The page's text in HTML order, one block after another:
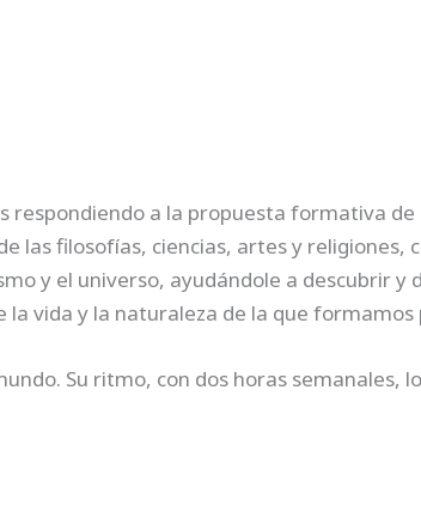
respondiendo a la propuesta formativa de
las filosofías, ciencias, artes y religiones,
y el universo, ayudándole a descubrir y
la vida y la naturaleza de la que formamos
Su ritmo, con dos horas semanales,